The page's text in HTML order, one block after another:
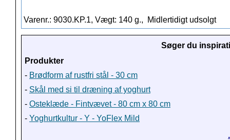
Varenr.: 9030.KP.1, Vægt: 140 g., Midlertidigt udsolgt
Søger du
Produkter
- Brødform af rustfri stål - 30 cm
- Skål med si til dræning af yoghurt
- Osteklæde - Fintvævet - 80 cm x 80 cm
- Yoghurtkultur - Y - YoFlex Mild